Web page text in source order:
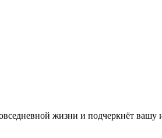
жизни и подчеркнёт